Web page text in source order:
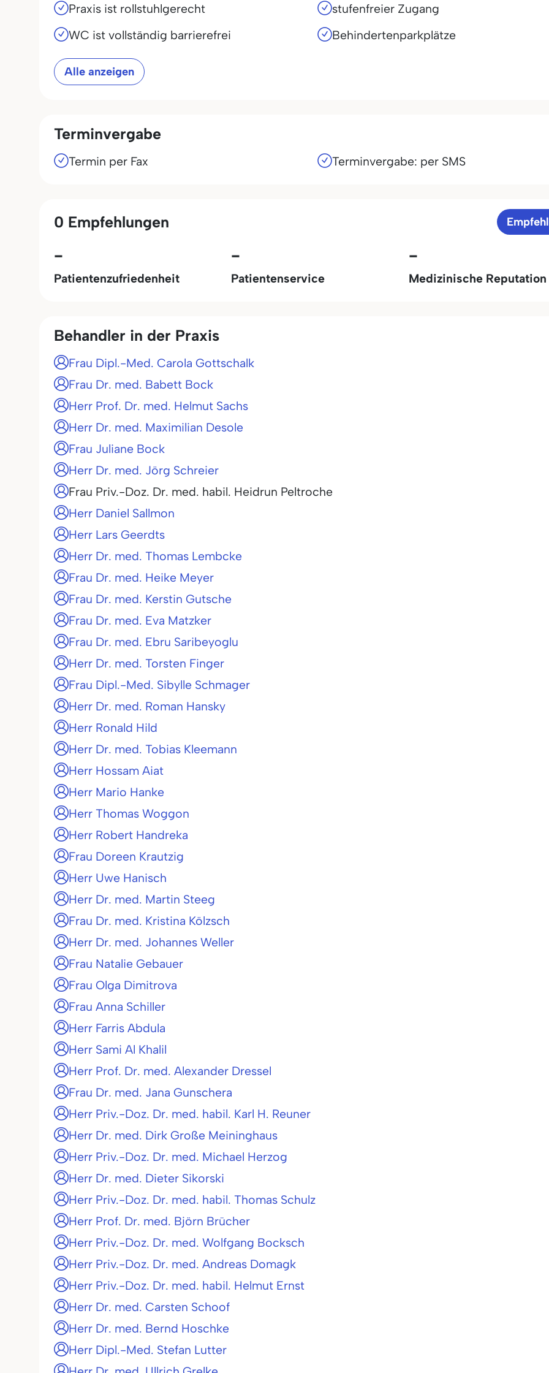
Praxis ist rollstuhlgerecht
stufenfreier Zugang
WC ist vollständig barrierefrei
Behindertenparkplätze
Alle anzeigen
Terminvergabe
Termin per Fax Terminvergabe: per SMS
0 Empfehlungen
-
Patientenzufriedenheit
-
Patientenservice
-
Medizinische Reputation
Behandler in der Praxis
Frau Dipl.-Med. Carola Gottschalk
Frau Dr. med. Babett Bock
Herr Prof. Dr. med. Helmut Sachs
Herr Dr. med. Maximilian Desole
Frau Juliane Bock
Herr Dr. med. Jörg Schreier
Frau Priv.-Doz. Dr. med. habil. Heidrun Peltroche
Herr Daniel Sallmon
Herr Lars Geerdts
Herr Dr. med. Thomas Lembcke
Frau Dr. med. Heike Meyer
Frau Dr. med. Kerstin Gutsche
Frau Dr. med. Eva Matzker
Frau Dr. med. Ebru Saribeyoglu
Herr Dr. med. Torsten Finger
Frau Dipl.-Med. Sibylle Schmager
Herr Dr. med. Roman Hansky
Herr Ronald Hild
Herr Dr. med. Tobias Kleemann
Herr Hossam Aiat
Herr Mario Hanke
Herr Thomas Woggon
Herr Robert Handreka
Frau Doreen Krautzig
Herr Uwe Hanisch
Herr Dr. med. Martin Steeg
Frau Dr. med. Kristina Kölzsch
Herr Dr. med. Johannes Weller
Frau Natalie Gebauer
Frau Olga Dimitrova
Frau Anna Schiller
Herr Farris Abdula
Herr Sami Al Khalil
Herr Prof. Dr. med. Alexander Dressel
Frau Dr. med. Jana Gunschera
Herr Priv.-Doz. Dr. med. habil. Karl H. Reuner
Herr Dr. med. Dirk Große Meininghaus
Herr Priv.-Doz. Dr. med. Michael Herzog
Herr Dr. med. Dieter Sikorski
Herr Priv.-Doz. Dr. med. habil. Thomas Schulz
Herr Prof. Dr. med. Björn Brücher
Herr Priv.-Doz. Dr. med. Wolfgang Bocksch
Herr Priv.-Doz. Dr. med. Andreas Domagk
Herr Priv.-Doz. Dr. med. habil. Helmut Ernst
Herr Dr. med. Carsten Schoof
Herr Dr. med. Bernd Hoschke
Herr Dipl.-Med. Stefan Lutter